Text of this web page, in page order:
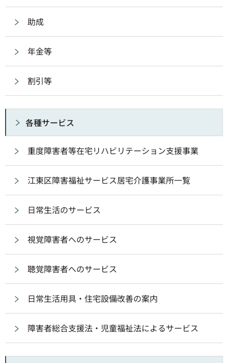
助成
年金等
割引等
各種サービス
重度障害者等在宅リハビリテーション支援事業
江東区障害福祉サービス居宅介護事業所一覧
日常生活のサービス
視覚障害者へのサービス
聴覚障害者へのサービス
日常生活用具・住宅設備改善の案内
障害者総合支援法・児童福祉法によるサービス